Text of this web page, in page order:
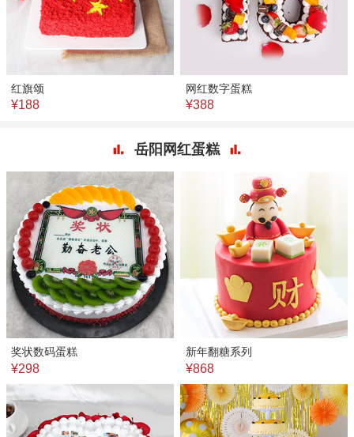
红旗颂
¥188
网红数字蛋糕
¥388
岳阳网红蛋糕
奖状数码蛋糕
¥298
新年翻糖系列
¥868